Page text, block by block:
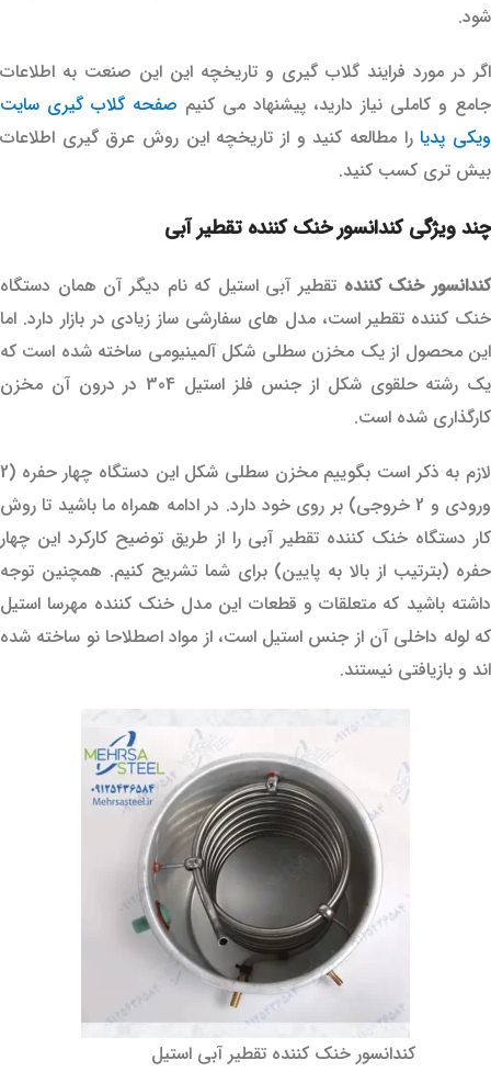
شود.
اگر در مورد فرایند گلاب گیری و تاریخچه این این صنعت به اطلاعات
جامع و کاملی نیاز دارید، پیشنهاد می کنیم صفحه گلاب گیری سایت
ویکی پدیارا مطالعه کنید و از تاریخچه این روش عرق گیری اطلاعات
بیش تری کسب کنید.
چند ویژگی کندانسور خنک کننده تقطیر آبی
کندانسور خنک کننده تقطیر آبی استیل که نام دیگر آن همان دستگاه
خنک کننده تقطیر است، مدل های سفارشی ساز زیادی در بازار دارد. اما
این محصول از یک مخزن سطلی شکل آلمینیومی ساخته شده است که
یک رشته حلقوی شکل از جنس فلز استیل 304 در درون آن مخزن
کارگذاری شده است.
لازم به ذکر است بگوییم مخزن سطلی شکل این دستگاه چهار حفره (2
ورودی و 2 خروجی) بر روی خود دارد. در ادامه همراه ما باشید تا روش
کار دستگاه خنک کننده تقطیر آبی را از طریق توضیح کارکرد این چهار
حفره (بترتیب از بالا به پایین) برای شما تشریح کنیم. همچنین توجه
داشته باشید که متعلقات و قطعات این مدل خنک کننده مهرسا استیل
که لوله داخلی آن از جنس استیل است، از مواد اصطلاحا نو ساخته شده
اند و بازیافتی نیستند.
کندانسور خنک کننده تقطیر آبی استیل